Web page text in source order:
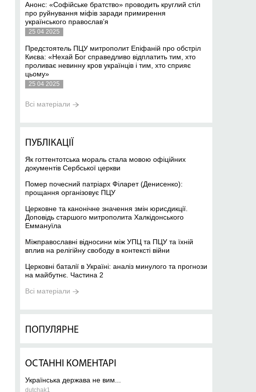
Анонс: «Софійське братство» проводить круглий стіл
про руйнування міфів заради примирення
українського православ’я
25 04 2025
Предстоятель ПЦУ митрополит Епіфаній про обстріл
Києва: «Нехай Бог справедливо відплатить тим, хто
проливає невинну кров українців і тим, хто сприяє
цьому»
25 04 2025
Всі матеріали
ПУБЛІКАЦІЇ
Як готтентотська мораль стала мовою офіційних
документів Сербської церкви
Помер почесний патріарх Філарет (Денисенко):
прощання організовує ПЦУ
Церковне та канонічне значення змін юрисдикції.
Доповідь старшого митрополита Халкідонського
Еммануїла
Міжправославні відносини між УПЦ та ПЦУ та їхній
вплив на релігійну свободу в контексті війни
Церковні баталії в Україні: аналіз минулого та прогнози
на майбутнє. Частина 2
Всі матеріали
ПОПУЛЯРНЕ
ОСТАННІ КОМЕНТАРІ
Українська держава не вим...
dutchak1